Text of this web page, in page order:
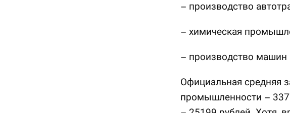
– производство
– химическая
– производство машин
Официальная средняя
промышленности –